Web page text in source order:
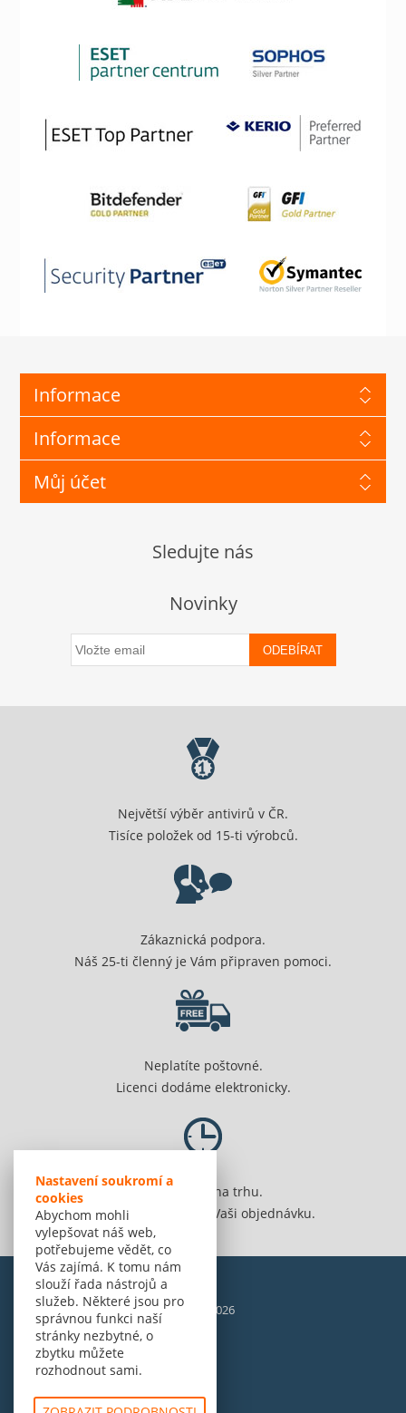
Nastavení soukromí a
cookies
Abychom mohli
vylepšovat náš web,
potřebujeme vědět, co
Vás zajímá. K tomu nám
slouží řada nástrojů a
služeb. Některé jsou pro
správnou funkci naší
stránky nezbytné, o
zbytku můžete
rozhodnout sami.
Informace
Informace
Můj účet
Sledujte nás
Novinky
ODEBÍRAT
Největší výběr antivirů v ČR.
Tisíce položek od 15-ti výrobců.
Zákaznická podpora.
Náš 25-ti členný je Vám připraven pomoci.
Neplatíte poštovné.
Licenci dodáme elektronicky.
Jsme 20 let na trhu.
Spolehlivě vyřídíme Vaši objednávku.
© Amenit Software Solutions, 1998 - 2026
Powered bynopCommerce